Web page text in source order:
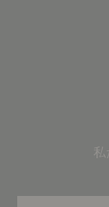
私